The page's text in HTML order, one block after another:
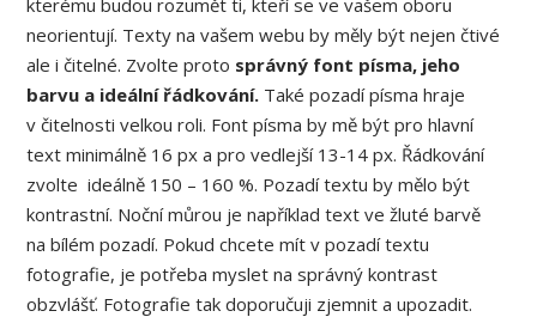
kterému budou rozumět ti, kteří se ve vašem oboru
neorientují. Texty na vašem webu by měly být nejen čtivé
ale i čitelné. Zvolte proto správný font písma, jeho
barvu a ideální řádkování. Také pozadí písma hraje
v čitelnosti velkou roli. Font písma by mě být pro hlavní
text minimálně 16 px a pro vedlejší 13-14 px. Řádkování
zvolte ideálně 150 – 160 %. Pozadí textu by mělo být
kontrastní. Noční můrou je například text ve žluté barvě
na bílém pozadí. Pokud chcete mít v pozadí textu
fotografie, je potřeba myslet na správný kontrast
obzvlášť. Fotografie tak doporučuji zjemnit a upozadit.